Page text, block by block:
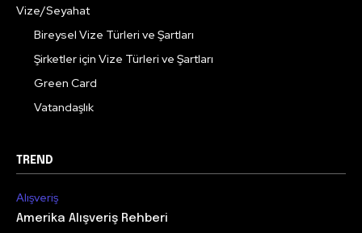
Vize/Seyahat
Bireysel Vize Türleri ve Şartları
Şirketler için Vize Türleri ve Şartları
Green Card
Vatandaşlık
TREND
Alışveriş
Amerika Alışveriş Rehberi